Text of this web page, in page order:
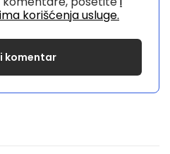
korišćenja usluge.